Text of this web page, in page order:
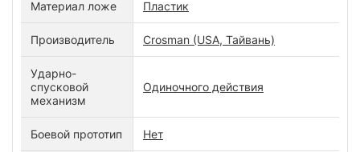
Материал ложе Пластик
Производитель Crosman (USA, Тайвань)
Ударно-
спусковой
механизм
Одиночного действия
Боевой прототип Нет